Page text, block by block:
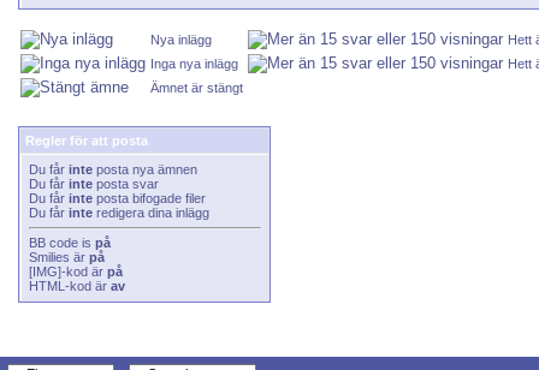
Nya inlägg
Hett
Inga nya inlägg
Hett
Ämnet är stängt
Regler för att posta
Du får inte posta nya ämnen
Du får inte posta svar
Du får inte posta bifogade filer
Du får inte redigera dina inlägg
BB code is på
Smilies är på
[IMG]-kod är på
HTML-kod är av